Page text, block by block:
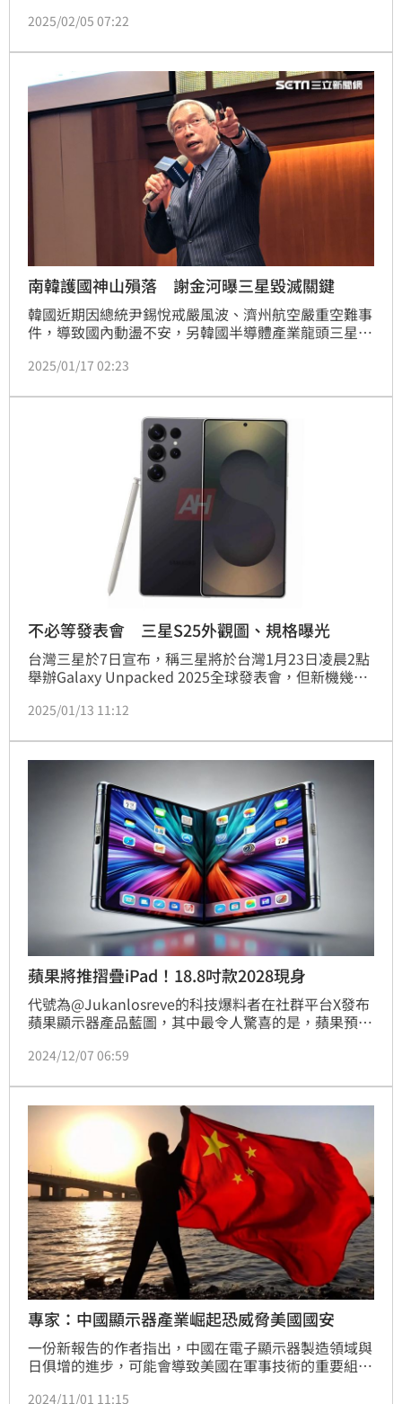
本支出。洪進揚認為，毛利率比追求營收和市占更重
以降低費用率，群創因此領先同業兩季轉虧為盈。
2025/02/05 07:22
南韓護國神山殞落 謝金河曝三星毀滅關鍵
韓國近期因總統尹錫悅戒嚴風波、濟州航空嚴重空難事
件，導致國內動盪不安，另韓國半導體產業龍頭三星
驗。財信傳媒董事長謝金河直言，三星近年手機市占率
更拱手讓出，半導體漸漸邊緣化。
2025/01/17 02:23
不必等發表會 三星S25外觀圖、規格曝光
台灣三星於7日宣布，稱三星將於台灣1月23日凌晨2點
舉辦Galaxy Unpacked 2025全球發表會，但新機幾乎
機Galaxy S25 Slim也可能會自這次發表會上登場。
2025/01/13 11:12
蘋果將推摺疊iPad！18.8吋款2028現身
代號為@Jukanlosreve的科技爆料者在社群平台X發布
蘋果顯示器產品藍圖，其中最令人驚喜的是，蘋果預計
圖涵蓋2024年至2028年，其中2024年的iPad Pro已從
度。顯示器供應鏈顧問公司DSCC執行長羅斯楊證實，
這份檔案與他在OLED世界峰會的簡報內容相近。
2024/12/07 06:59
專家：中國顯示器產業崛起恐威脅美國國安
一份新報告的作者指出，中國在電子顯示器製造領域與
日俱增的進步，可能會導致美國在軍事技術的重要組件
2024/11/01 11:15